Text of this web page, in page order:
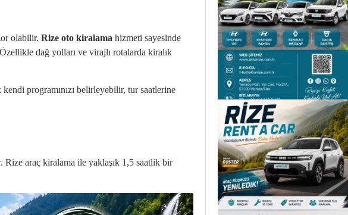
olabilir. Rize oto kiralama hizmeti sayesinde
dağ yolları ve virajlı rotalarda kiralık
programınızı belirleyebilir, tur saatlerine
Rize araç kiralama ile yaklaşık 1,5 saatlik bir